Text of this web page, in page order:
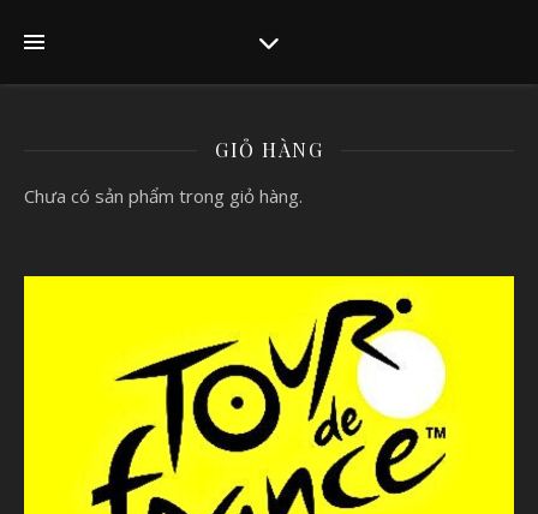
GIỎ HÀNG
Chưa có sản phẩm trong giỏ hàng.